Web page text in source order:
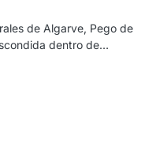
de Algarve, Pego de
dentro de…